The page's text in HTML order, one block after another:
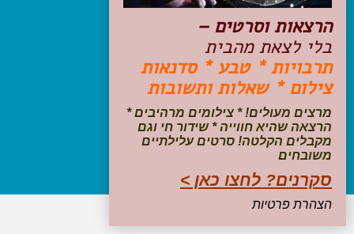
טיפים והמלצות
הכנות לנסיעה
טיולי ג'יפים
טיולים עם ילדים
שייט, הפלגות, קרוזים
עקבו אחרינו בפייסבוק
הרצאות וסרטים –
בלי לצאת מהבית
תרבויות * טבע * סדנאות
צילום * שאלות ותשובות
מרצים מעולים! * צילומים מרהיבים *
הרצאה שהיא חווייה * שידור חי וגם
מקבלים הקלטה! סרטים עלילתיים
משובחים
סקרנים? לחצו כאן >
הצהרת פרטיות